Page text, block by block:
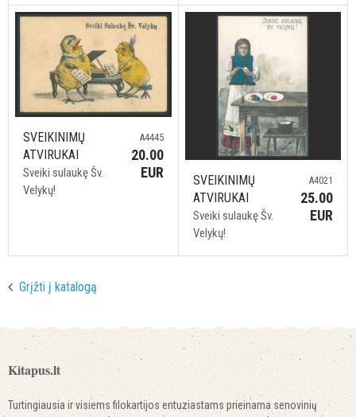
SVEIKINIMŲ
ATVIRUKAI
Sveiki sulaukę Šv.
Velykų!
A4445
20.00
EUR
SVEIKINIMŲ
ATVIRUKAI
Sveiki sulaukę Šv.
Velykų!
A4021
25.00
EUR
Grįžti į katalogą
Kitapus.lt
Turtingiausia ir visiems filokartijos entuziastams prieinama senovinių